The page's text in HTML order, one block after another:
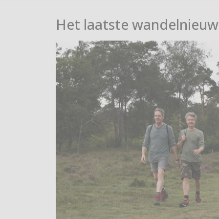
Het laatste